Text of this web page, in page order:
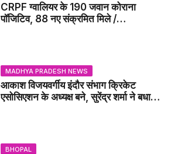
CRPF ग्वालियर के 190 जवान कोराना
पॉजिटिव, 88 नए संक्रमित मिले /
MADHYA PRADESH NEWS
आकाश विजयवर्गीय इंदौर संभाग क्रिकेट
एसोसिएशन के अध्यक्ष बने, सुरेंद्र शर्मा ने बधाई
BHOPAL